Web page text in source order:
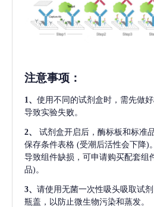
注意事项 ：
1、 使用不同的试剂盒时，需先做
导致实验失败。
2、
试剂盒开启后，酶标板和标准
保存条件表格 (受潮后活性会下降)
导致组件缺损，可申请购买配套组
品)。
3、 请使用无菌一次性吸头吸取试
瓶盖，以防止微生物污染和蒸发。